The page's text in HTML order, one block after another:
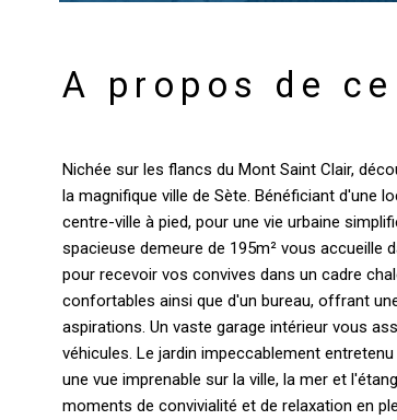
A propos de
Nichée sur les flancs du Mont Saint Clair,
la magnifique ville de Sète. Bénéficiant d'une
centre-ville à pied, pour une vie urbaine
spacieuse demeure de 195m² vous accueille
pour recevoir vos convives dans un cadre
confortables ainsi que d'un bureau, offrant
aspirations. Un vaste garage intérieur vous
véhicules. Le jardin impeccablement
une vue imprenable sur la ville, la mer et
moments de convivialité et de relaxation en